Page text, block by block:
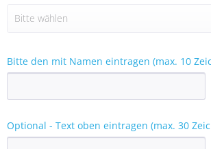
Bitte den mit Namen eintragen (max. 10
Optional - Text oben eintragen (max. 30